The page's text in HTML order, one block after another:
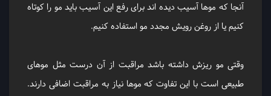
آنجا که موها آسیب دیده اند برای رفع این آسیب باید مو را کوتاه
کنیم یا از روغن رویش مجدد مو استفاده کنیم.
وقتی مو ریزش داشته باشد مراقبت از آن درست مثل موهای
طبیعی است با این تفاوت که موها نیاز به مراقبت اضافی دارند.